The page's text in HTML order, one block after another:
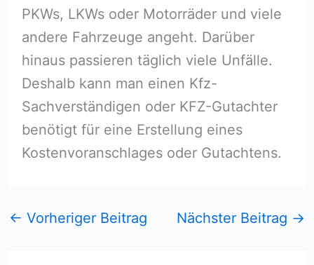
PKWs, LKWs oder Motorräder und viele
andere Fahrzeuge angeht. Darüber
hinaus passieren täglich viele Unfälle.
Deshalb kann man einen Kfz-
Sachverständigen oder KFZ-Gutachter
benötigt für eine Erstellung eines
Kostenvoranschlages oder Gutachtens.
← Vorheriger Beitrag Nächster Beitrag →